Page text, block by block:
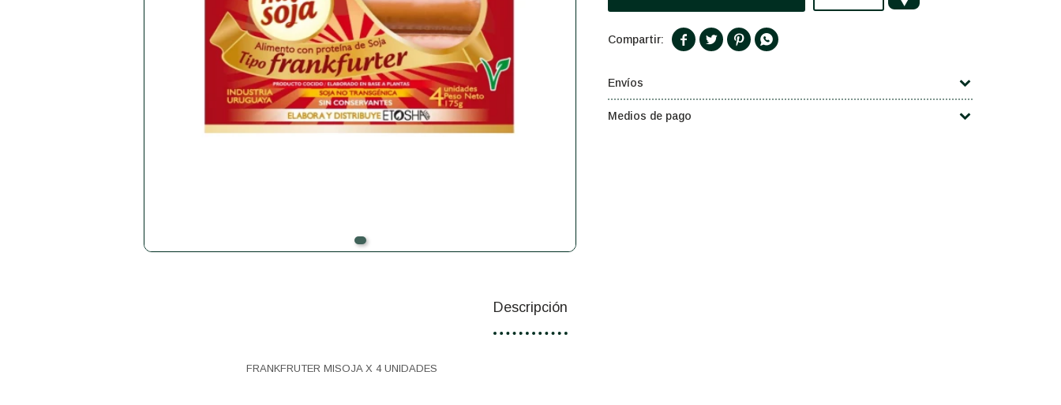
   
Envíos
Medios de pago
Descripción
FRANKFRUTER MISOJA X 4 UNIDADES